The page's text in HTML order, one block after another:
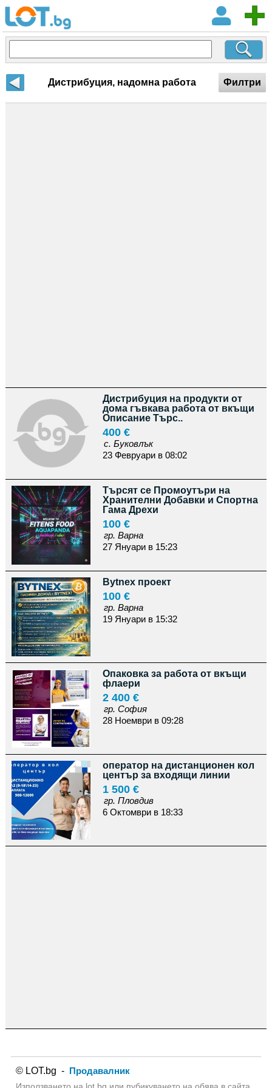
Дистрибуция, надомна работа Филтри
Дистрибуция на продукти от
дома гъвкава работа от вкъщи
Описание Търс..
400 €
с. Буковлък
23 Февруари в 08:02
Търсят се Промоутъри на
Хранителни Добавки и Спортна
Гама Дрехи
100 €
гр. Варна
27 Януари в 15:23
Bytnex проект
100 €
гр. Варна
19 Януари в 15:32
Опаковка за работа от вкъщи
флаери
2 400 €
гр. София
28 Ноември в 09:28
оператор на дистанционен кол
център за входящи линии
1 500 €
гр. Пловдив
6 Октомври в 18:33
© LOT.bg - Продавалник